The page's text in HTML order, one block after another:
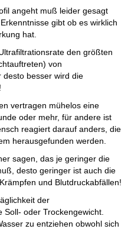
angeht muß leider gesagt
gibt ob es wirklich
hat.
den größten
von
desto besser wird die
vertragen mühelos eine
oder mehr, für andere ist
reagiert darauf anders, die
herausgefunden werden.
sagen, das je geringer die
desto geringer ist auch die
und Blutdruckabfällen!
der
oder Trockengewicht.
zu entziehen obwohl sich